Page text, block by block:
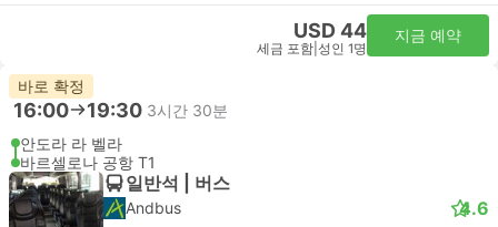
USD 44
세금 포함 성인 1명
지금 예약
바로 확정
16:00 19:30 3시간 30분
안도라 라 벨라
바르셀로나 공항 T1
일반석 | 버스
Andbus 4.6